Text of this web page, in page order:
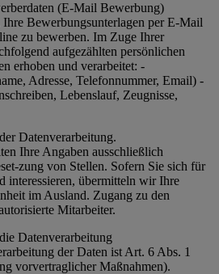
(E-Mail Bewerbung)
Bewerbungsunterlagen per E-Mail
zu bewerben. Im Zuge Ihrer
aufgezählten persönlichen
erhoben und verarbeitet: -
Adresse, Telefonnummer, Email) -
Lebenslauf, Zeugnisse,
Datenverarbeitung.
Ihre Angaben ausschließlich
zung von Stellen. Sofern Sie sich für
interessieren, übermitteln wir Ihre
im Ausland. Zugang zu den
Mitarbeiter.
Datenverarbeitung
der Daten ist Art. 6 Abs. 1
vorvertraglicher Maßnahmen).